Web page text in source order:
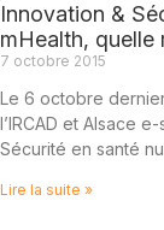
Innovation &
mHealth, quelle
7 octobre 2015
Le 6 octobre
l’IRCAD et Alsace
Sécurité en santé
Lire la suite »